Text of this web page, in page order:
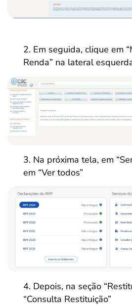
Em seguida, clique em
Renda” na lateral
Na próxima tela, em
em “Ver todos”
Depois, na seção
“Consulta Restituição”